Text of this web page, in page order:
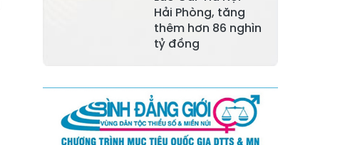
Xã Bảo Thắng
Xã Tằng Loỏng
Xã Gia Phú
Xã Mường
Hum
Xã Dền Sáng
Xã Y Tý
Xã A Mú Sung
Hải Phòng, tăng
thêm hơn 86 nghìn
tỷ đồng